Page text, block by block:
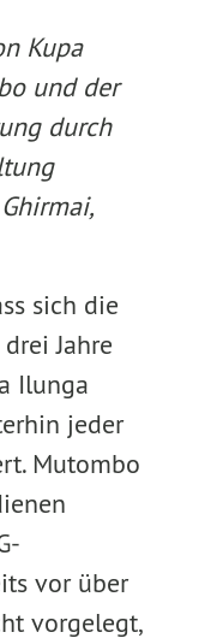
Kupa
und der
durch
sich die
Jahre
Ilunga
jeder
Mutombo
vor über
vorgelegt,